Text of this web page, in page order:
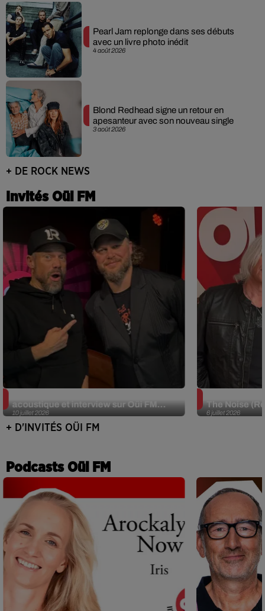
4 août 2026
Pearl Jam replonge dans ses débuts
avec un livre photo inédit
3 août 2026
Blond Redhead signe un retour en
apesanteur avec son nouveau single
+ DE ROCK NEWS
Invités Oüi FM
10 juillet 2026
acoustique et interview sur Oüi FM...
6 juillet 2026
The Noise
+ D'INVITÉS OÜI FM
Podcasts Oüi FM